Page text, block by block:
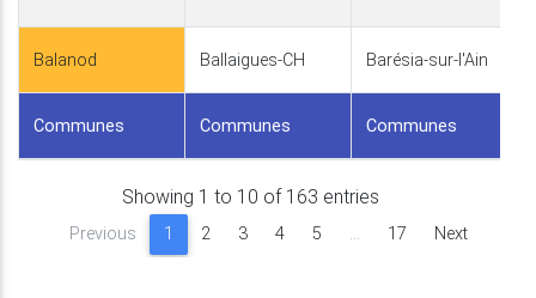
Balanod Ballaigues-CH Barésia-sur-l'Ain
Communes Communes Communes
Showing 1 to 10 of 163 entries
Previous 1 2 3 4 5 … 17 Next